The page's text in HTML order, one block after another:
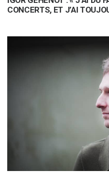
CONCERTS, ET J’AI